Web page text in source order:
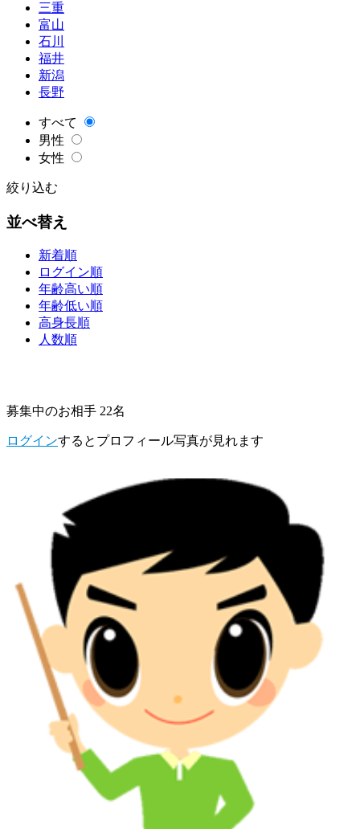
三重
富山
石川
福井
新潟
長野
すべて
男性
女性
絞り込む
並べ替え
新着順
ログイン順
年齢高い順
年齢低い順
高身長順
人数順
募集中のお相手 22名
ログインするとプロフィール写真が見れます